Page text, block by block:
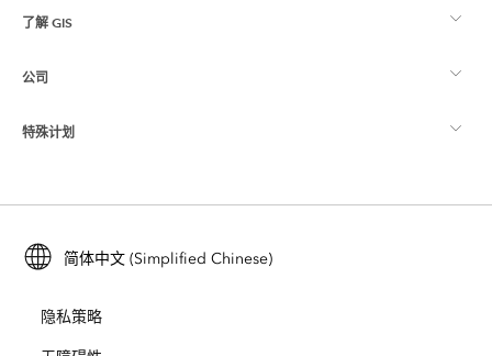
制图
Esri 社区
ArcGIS 博客
用户研究和测试
Esri 年轻专家关系网
了解 GIS
什么是 GIS？
位置智能
培训
ArcUser
ArcNews
公司
关于 Esri
招贤纳士
开放视野
特殊计划
ArcGIS for Student Use
保护
简体中文 (Simplified Chinese)
隐私策略